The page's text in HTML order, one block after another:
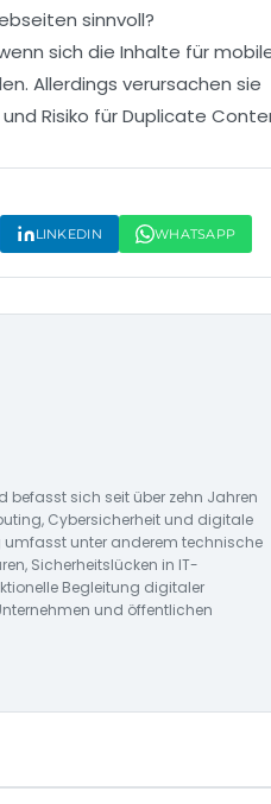
sinnvoll?
sich die Inhalte für
Allerdings verursachen sie
Risiko für Duplicate
LINKEDIN WHATSAPP
befasst sich seit über zehn Jahren
Cybersicherheit und digitale
umfasst unter anderem technische
Sicherheitslücken in IT-
Begleitung digitaler
und öffentlichen